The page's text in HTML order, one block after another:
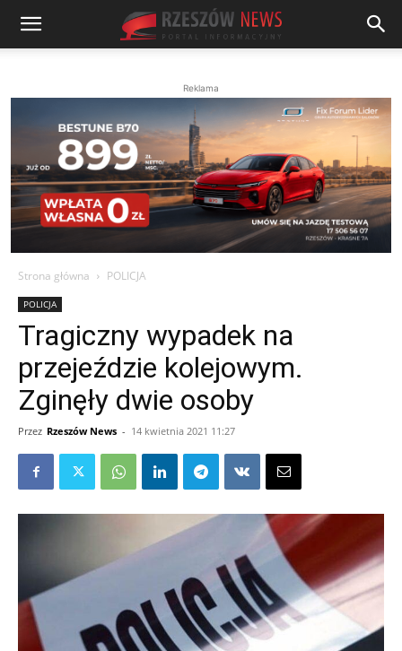
Reklama
Strona główna POLICJA
POLICJA
Tragiczny wypadek na
przejeździe kolejowym.
Zginęły dwie osoby
Przez Rzeszów News - 14 kwietnia 2021 11:27